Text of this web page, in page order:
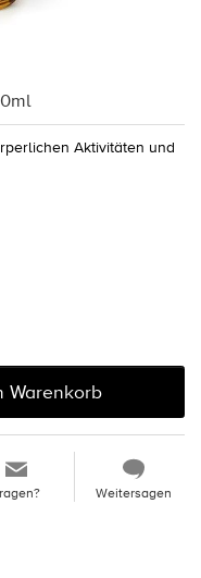
Aktivitäten und
Warenkorb
Weitersagen